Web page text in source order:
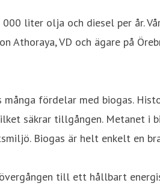
liter olja och diesel per år.
Athoraya, VD och ägare på
många fördelar med biogas.
säkrar tillgången. Metanet i
Biogas är helt enkelt en
till ett hållbart